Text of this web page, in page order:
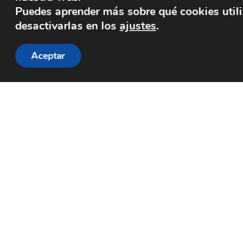
Puedes aprender más sobre qué cookies
desactivarlas en los ajustes.
Aceptar